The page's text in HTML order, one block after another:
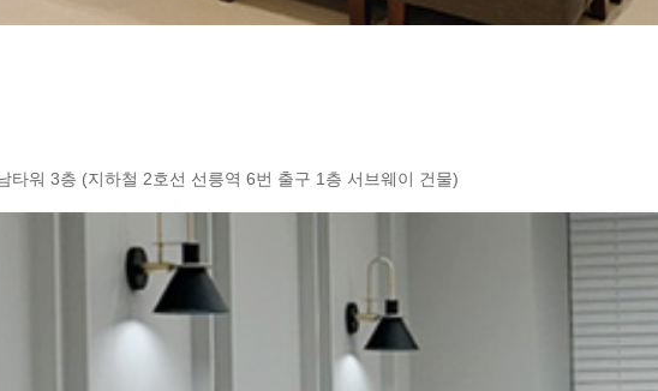
타워 3층 (지하철 2호선 선릉역 6번 출구 1층 서브웨이 건물)